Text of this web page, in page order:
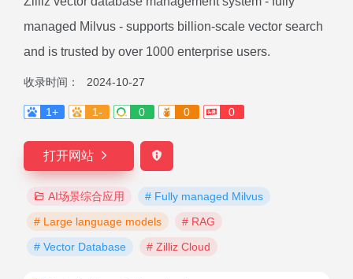
managed Milvus - supports billion-scale vector search
and is trusted by over 1000 enterprise users.
收录时间： 2024-10-27
1+ 1- 0 0 0
打开网站
AI场景综合应用
# Fully managed Milvus
# Large language models
# RAG
# Vector Database
# Zilliz Cloud